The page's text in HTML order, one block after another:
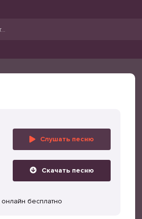
Слушать песню
Скачать песню
бесплатно